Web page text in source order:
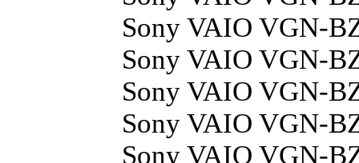
Sony VAIO VGN-
Sony VAIO VGN-
Sony VAIO VGN-
Sony VAIO VGN-
Sony VAIO VGN-